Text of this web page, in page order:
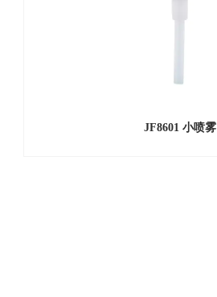
JF8601 小喷雾